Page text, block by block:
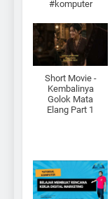
#komputer
Short Movie -
Kembalinya
Golok Mata
Elang Part 1